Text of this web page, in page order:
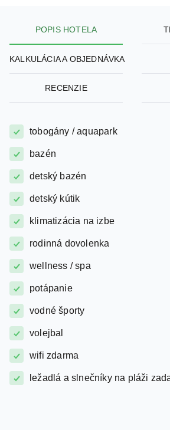
KALKULÁCIA A OBJEDNÁVKA
RECENZIE
bazén
detský bazén
detský kútik
klimatizácia na izbe
rodinná dovolenka
wellness / spa
potápanie
vodné športy
volejbal
wifi zdarma
ležadlá a slnečníky na pláži